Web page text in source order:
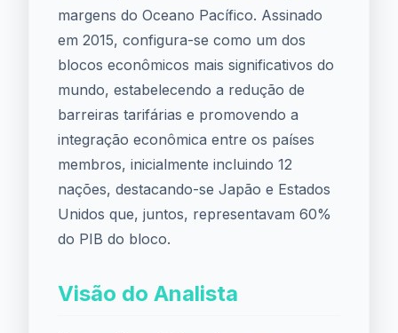
margens do Oceano Pacífico. Assinado
em 2015, configura-se como um dos
blocos econômicos mais significativos do
mundo, estabelecendo a redução de
barreiras tarifárias e promovendo a
integração econômica entre os países
membros, inicialmente incluindo 12
nações, destacando-se Japão e Estados
Unidos que, juntos, representavam 60%
do PIB do bloco.
Visão do Analista